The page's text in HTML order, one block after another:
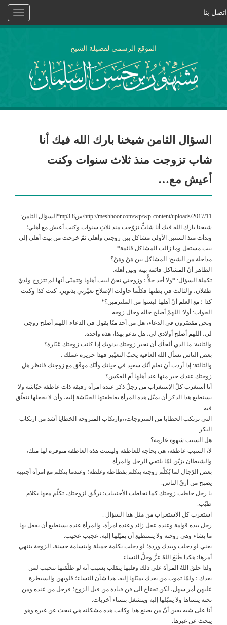
Toggle
اتصل بنا
الموقع الرسمي لفضيلة الشيخ
السؤال الثامن شيخنا بارك الله فيك أنا
شاب تزوجت منذ ثلاث سنوات وكنت
أعيش مع…
http://meshhoor.com/wp/wp-content/uploads/2017/11/س8.mp3*السؤال الثامن:
شيخنا بارك الله فيك أنا شابٌّ تزوّجت منذ ثلاثِ سنوات وكنت أعيش مع أهلي؛
وبدأت منذ السنين الأولى مشاكل بين زوجتي وأهلي ثمّ خرجت من بيت أهلي إلى
بيت مستقل وما زالت المشاكل قائمة*.
مداخلة من الشيخ: المشاكل بين مَنْ ومَنْ؟
الظاهر أنّ المشاكل قائمة بينه وبين أهله.
تكملة السؤال: *ولا أجد حلاًّ ؛ وزوجتي تحنّ لبيت أهلها وتتمنّى أنها لم تتزوج ولديّ
طفلان، والثالث في بطنها فكلّما حاولت الإصلاح تعيّرني بذنوبي: كنت كذا وكنت
كذا ؛ مع العلم أنّ أهلها ليسوا من الملتزمين؟*
الجواب: أولا: اللهمّ أصلح حاله وحال زوجه.
ونحن مقصّرون في الدعاء، هل من أحد منّا يقول في الدعاء: اللهم أصلح زوجي
لي، اللهم أصلح أولادي لي، هل ندعو بهذا، هذه واحدة.
والثانية: ما الذي ألجأك أن تخبر زوجتك بذنوبك إذا كانت زوجتك عَيّارة؟
بعض الناس نسأل الله العافية يحبّ التعيّير فهذا جريرة عملك .
والثالثة: إذا أردت أن تعلم أنّك سعيد في حياتك وأنّك موفّق مع زوجتك فانظر هل
زوجتك عندك خير منها عند أهلها أم العكس؟
أنا أستغرب كلّ الإستغراب من رجلٌ ذكر عنده امرأة رقيقة ذات عاطفة جيّاشة ولا
يستطيع هذا الذكر أن يميّل هذه المرأة بعاطفتها الجيّاشة إليه، وأن لا يجعلها تتعلّق
فيه.
التي ترتكب الخطايا من المتزوجات،،وارتكاب المتزوجة الخطايا أشد من ارتكاب
البكر
هل السبب شهوة عارمة؟
لا، السبب عاطفة، هي بحاجة للعاطفة وليست هذه العاطفة متوفرة لها منك،
والشيطان يزيّن لمّا يلتقي الرجل والمرأة.
بعض الرّجال لما يُكلّم زوجته يتكلم بفظاظة وغلظة؛ وعندما يتكلم مع امرأة أجنبية
يصبح من أرقّ الناس.
يا رجل خاطب زوجتك كما تخاطب الأجنبيات؛ ترقّق لزوجتك، تكلّم معها بكلام
طيّب.
استغرب كل الاستغراب من مثل هذا السؤال .
رجل بيده قوامة وعنده عقل زائد وعنده امرأة، والمرأة عنده يستطيع أن يفعل بها
ما يشاء وهي زوجته ولا يستطيع أن يميّلها إليه، عجيب عجيب.
يعني لو دخلت وبيدك وردة؛ لو دخلت بكلمة جميلة وابتسامة حسنة، الزوجة ينتهي
أمرها؛ هكذا طَبَعَ اللهُ عزَّ وجلَّ النساء.
ولذا خلقَ اللهُ المرأةَ على ذلك وقلبها يتقلب بسبب أنه لو طلّقتها تتحبب لمن
بعدك ؛ ولمّا تموت من بعدك يميّلها إليه، هذا شأن النساء؛ قلوبهن والسيطرة
عليهن أمر سهل، لكن تحتاج الى فن قيادة من قبل الزوج؛ فرجل من عنده ومن
تحته ينساها ولا يميّلها إليه وينشغل بنساء أخريات.
أنا على شبه يقين أنّ من يصنع هذا وكانت هذه مشكلته هي تبحث عن غيره وهو
يبحث عن غيرها.